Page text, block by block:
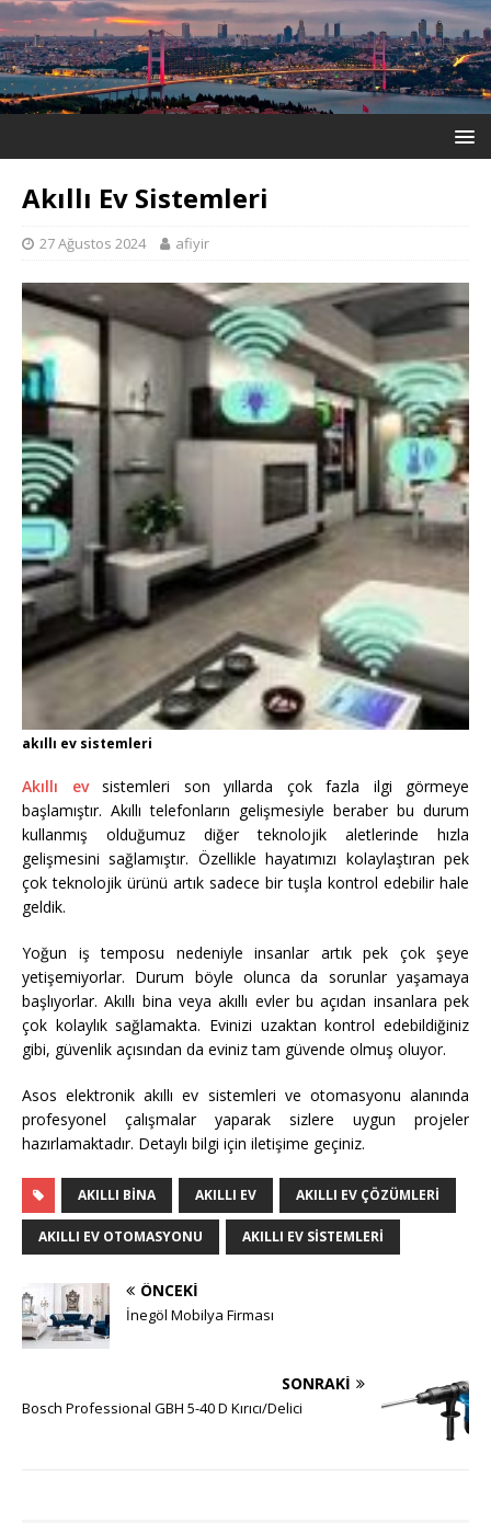
Akıllı Ev Sistemleri
27 Ağustos 2024 afiyir
akıllı ev sistemleri
Akıllı evsistemleri son yıllarda çok fazla ilgi görmeye
başlamıştır. Akıllı telefonların gelişmesiyle beraber bu durum
kullanmış olduğumuz diğer teknolojik aletlerinde hızla
gelişmesini sağlamıştır. Özellikle hayatımızı kolaylaştıran pek
çok teknolojik ürünü artık sadece bir tuşla kontrol edebilir hale
geldik.
Yoğun iş temposu nedeniyle insanlar artık pek çok şeye
yetişemiyorlar. Durum böyle olunca da sorunlar yaşamaya
başlıyorlar. Akıllı bina veya akıllı evler bu açıdan insanlara pek
çok kolaylık sağlamakta. Evinizi uzaktan kontrol edebildiğiniz
gibi, güvenlik açısından da eviniz tam güvende olmuş oluyor.
Asos elektronik akıllı ev sistemleri ve otomasyonu alanında
profesyonel çalışmalar yaparak sizlere uygun projeler
hazırlamaktadır. Detaylı bilgi için iletişime geçiniz.
AKILLI BINA AKILLI EV AKILLI EV ÇÖZÜMLERI
AKILLI EV OTOMASYONU AKILLI EV SISTEMLERI
ÖNCEKI
İnegöl Mobilya Firması
SONRAKI
Bosch Professional GBH 5-40 D Kırıcı/Delici